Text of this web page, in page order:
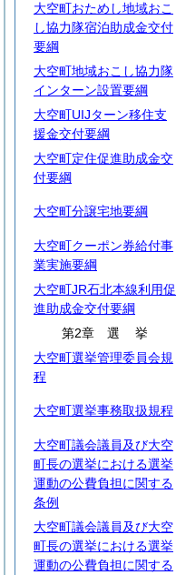
大空町おためし地域おこ
し協力隊宿泊助成金交付
要綱
大空町地域おこし協力隊
インターン設置要綱
大空町UIJターン移住支
援金交付要綱
大空町定住促進助成金交
付要綱
大空町分譲宅地要綱
大空町クーポン券給付事
業実施要綱
大空町JR石北本線利用促
進助成金交付要綱
第2章 選挙
大空町選挙管理委員会規
程
大空町選挙事務取扱規程
大空町議会議員及び大空
町長の選挙における選挙
運動の公費負担に関する
条例
大空町議会議員及び大空
町長の選挙における選挙
運動の公費負担に関する